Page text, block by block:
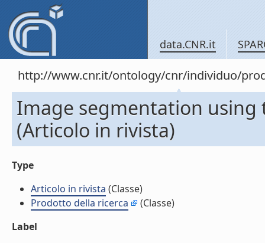
data.CNR.it
http://www.cnr.it/ontology/cnr/individuo/
Image segmentation
(Articolo in rivista)
Type
Articolo in rivista (Classe)
Prodotto della ricerca
(Classe)
Label